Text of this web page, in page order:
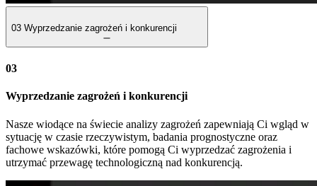
03 Wyprzedzanie zagrożeń i konkurencji
03
Wyprzedzanie zagrożeń i konkurencji
Nasze wiodące na świecie analizy zagrożeń zapewniają Ci wgląd w
sytuację w czasie rzeczywistym, badania prognostyczne oraz
fachowe wskazówki, które pomogą Ci wyprzedzać zagrożenia i
utrzymać przewagę technologiczną nad konkurencją.